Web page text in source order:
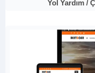
Yol Yardım /